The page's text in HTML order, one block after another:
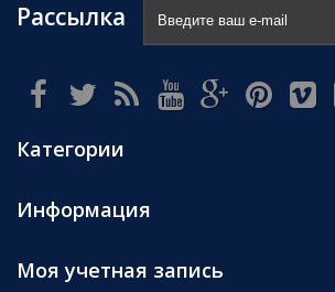
Рассылка
Категории
Информация
Моя учетная запись